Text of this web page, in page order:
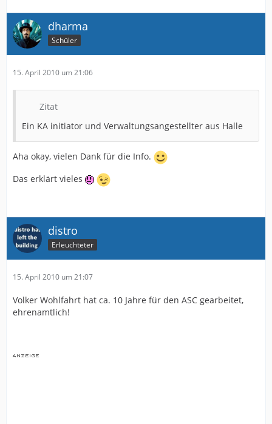
dharma
Schüler
15. April 2010 um 21:06
Zitat
Ein KA initiator und Verwaltungsangestellter aus Halle
Aha okay, vielen Dank für die Info.
Das erklärt vieles
distro
Erleuchteter
15. April 2010 um 21:07
Volker Wohlfahrt hat ca. 10 Jahre für den ASC gearbeitet,
ehrenamtlich!